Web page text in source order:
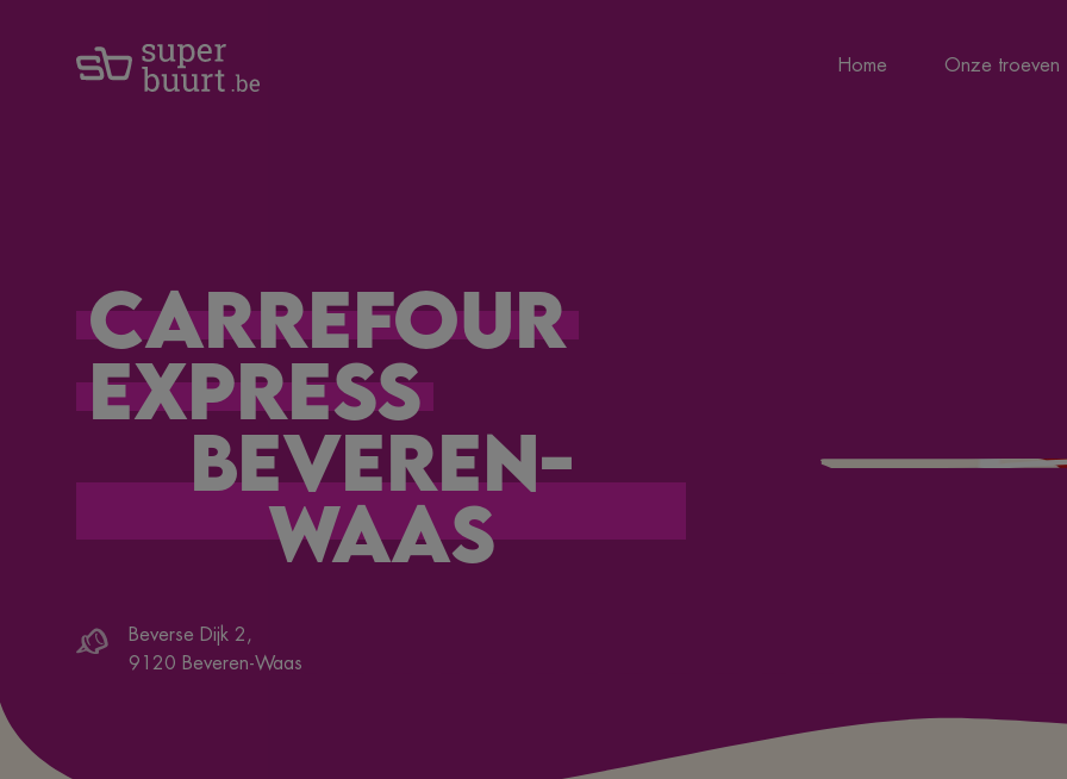
Home Onze troeven
Carrefour
Express
Beveren-
Waas
Beverse Dijk 2,
9120 Beveren-Waas